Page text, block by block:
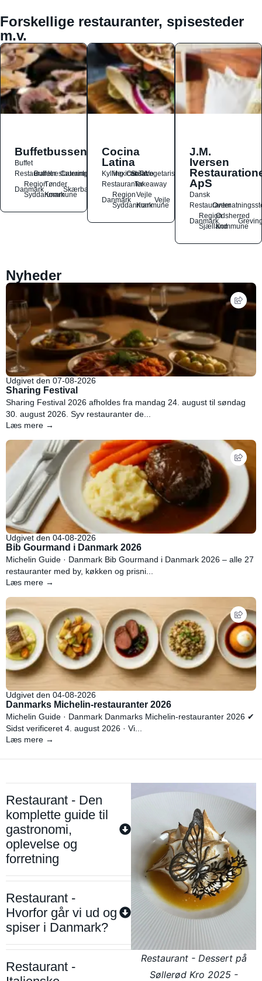
Forskellige restauranter, spisesteder
m.v.
Buffetbussen
Buffet
Restauranter
Buffetrestauranter
Catering
Danmark
Region
Syddanmark
Tønder
Kommune
Skærbæk
Cocina
Latina
Kylling
Mexicansk
OstSalat
TacoVegetarisk
RestauranterTakeaway
Danmark
Region
Syddanmark
Vejle
Kommune
Vejle
J.M.
Iversen
ApS
Dansk
Restauranter
Danmark
Region
Sjælland
Odsherred
Kommune
Nyheder
Udgivet den 07-08-2026
Sharing Festival
Sharing Festival 2026 afholdes fra mandag 24. august til søndag
30. august 2026. Syv restauranter de...
Læs mere →
Udgivet den 04-08-2026
Bib Gourmand i Danmark 2026
Michelin Guide · Danmark Bib Gourmand i Danmark 2026 – alle 27
restauranter med by, køkken og prisni...
Læs mere →
Udgivet den 04-08-2026
Danmarks Michelin-restauranter 2026
Michelin Guide · Danmark Danmarks Michelin-restauranter 2026 ✔
Sidst verificeret 4. august 2026 · Vi...
Læs mere →
Restaurant - Den
komplette guide til
gastronomi,
oplevelse og
forretning
Restaurant -
Hvorfor går vi ud og
spiser i Danmark?
Restaurant -
Restaurant - Dessert på
Søllerød Kro 2025 -